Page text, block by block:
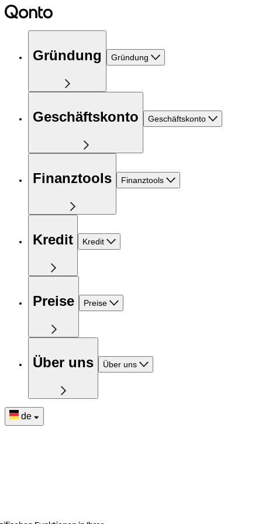
Gründung Gründung
Geschäftskonto Geschäftskonto
Finanztools Finanztools
Kredit Kredit
Preise Preise
Über uns Über uns
de